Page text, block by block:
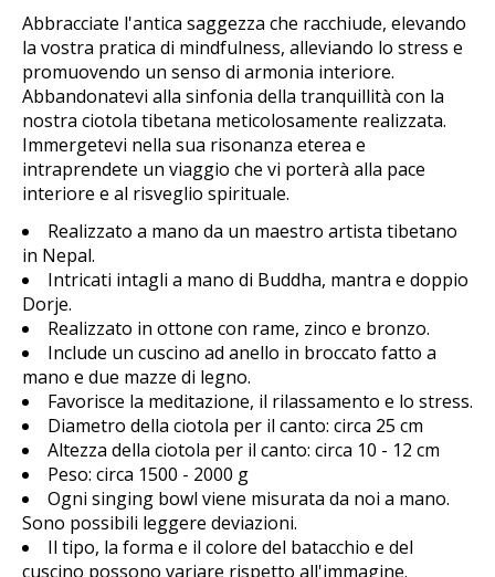
Abbracciate l'antica saggezza che racchiude, elevando
la vostra pratica di mindfulness, alleviando lo stress e
promuovendo un senso di armonia interiore.
Abbandonatevi alla sinfonia della tranquillità con la
nostra ciotola tibetana meticolosamente realizzata.
Immergetevi nella sua risonanza eterea e
intraprendete un viaggio che vi porterà alla pace
interiore e al risveglio spirituale.
Realizzato a mano da un maestro artista tibetano
in Nepal.
Intricati intagli a mano di Buddha, mantra e doppio
Dorje.
Realizzato in ottone con rame, zinco e bronzo.
Include un cuscino ad anello in broccato fatto a
mano e due mazze di legno.
Favorisce la meditazione, il rilassamento e lo stress.
Diametro della ciotola per il canto: circa 25 cm
Altezza della ciotola per il canto: circa 10 - 12 cm
Peso: circa 1500 - 2000 g
Ogni singing bowl viene misurata da noi a mano.
Sono possibili leggere deviazioni.
Il tipo, la forma e il colore del batacchio e del
cuscino possono variare rispetto all'immagine.